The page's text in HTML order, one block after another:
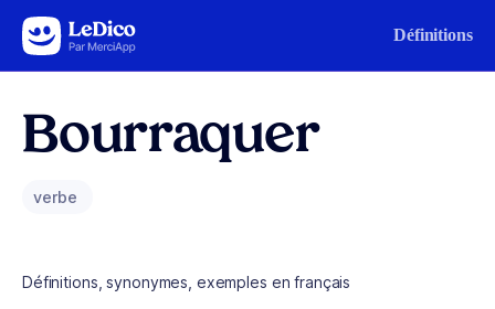
Aller au contenu Définitions
Bourraquer
verbe
Définitions, synonymes, exemples en français